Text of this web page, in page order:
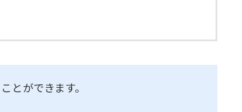
ことができます。